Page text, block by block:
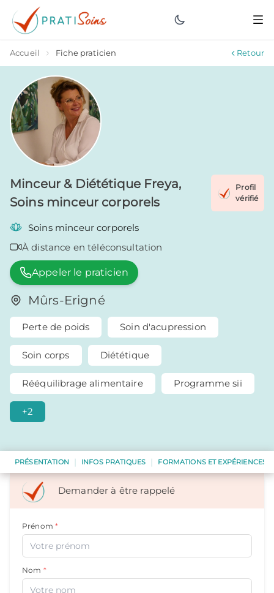
Accueil Fiche praticien Retour
Minceur & Diététique Freya,
Soins minceur corporels
Profil
vérifié
Soins minceur corporels
À distance en téléconsultation
Appeler le praticien
Mûrs-Erigné
Perte de poids Soin d'acupression
Soin corps Diététique
Rééquilibrage alimentaire Programme sii
+2
Minceur & Diététique Freya Soins minceur corporels
PRÉSENTATION | INFOS PRATIQUES | FORMATIONS ET EXPÉRIENCES
Demander à être rappelé
Prénom*
Nom *